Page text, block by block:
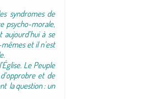
syndromes de
psycho-morale,
à se
et il n’est
Le Peuple
et de
la question : un